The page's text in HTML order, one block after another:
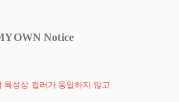
Notice
특성상 컬러가 동일하지 않고